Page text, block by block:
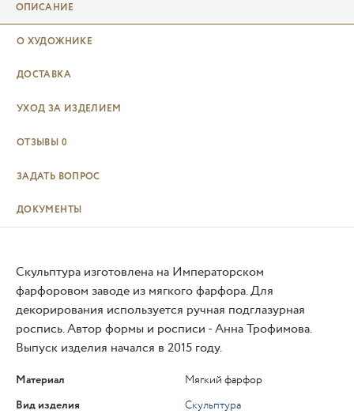
ОПИСАНИЕ
О ХУДОЖНИКЕ
ДОСТАВКА
УХОД ЗА ИЗДЕЛИЕМ
ОТЗЫВЫ 0
ЗАДАТЬ ВОПРОС
ДОКУМЕНТЫ
Скульптура изготовлена на Императорском
фарфоровом заводе из мягкого фарфора. Для
декорирования используется ручная подглазурная
роспись. Автор формы и росписи - Анна Трофимова.
Выпуск изделия начался в 2015 году.
Материал
Мягкий фарфор
Вид изделия
Скульптура